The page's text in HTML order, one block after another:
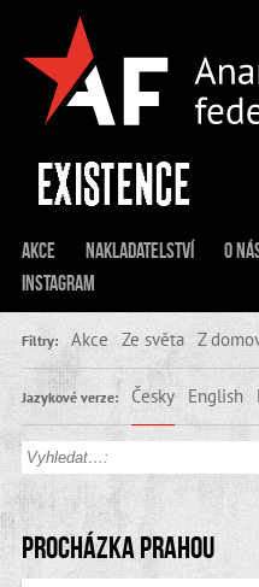
Akce Nakladatelství O
Instagram
Filtry: Akce Ze světa Z
Jazykové verze: Česky English
Procházka Prahou